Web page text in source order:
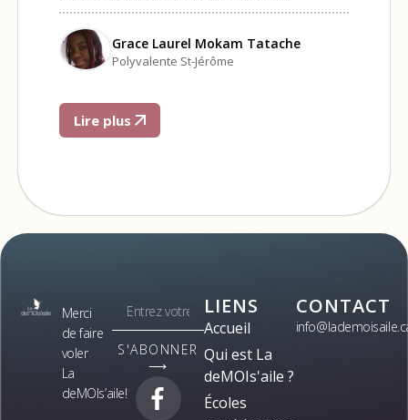
Grace Laurel Mokam Tatache
Polyvalente St-Jérôme
Lire plus
Merci
de faire
voler
La
deMOIs’aile!
S'ABONNER
⟶
LIENS
Accueil
Qui est La
deMOIs'aile ?
Écoles
CONTACT